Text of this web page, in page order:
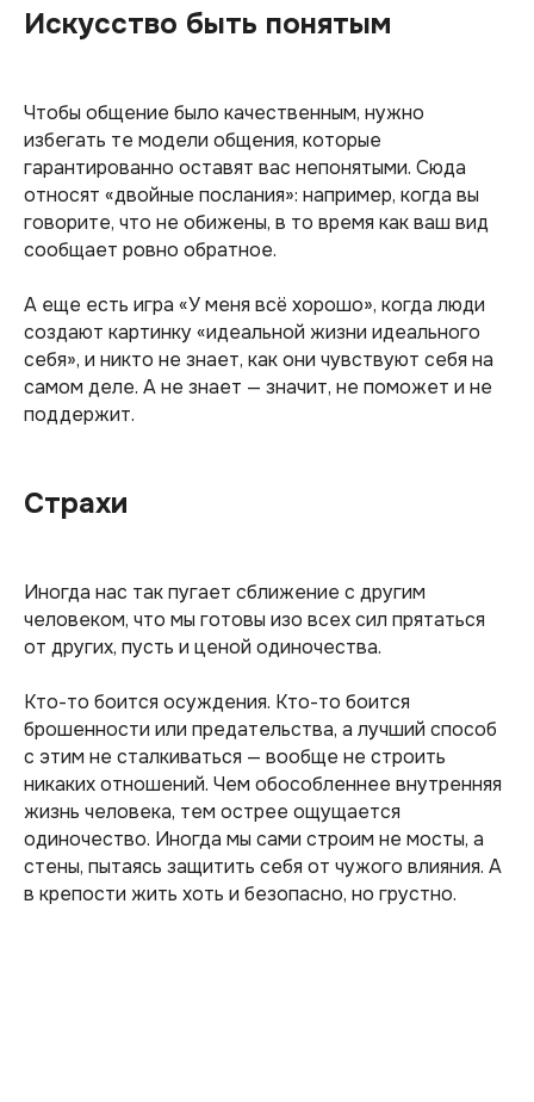
Искусство быть понятым
Чтобы общение было качественным, нужно
избегать те модели общения, которые
гарантированно оставят вас непонятыми. Сюда
относят «двойные послания»: например, когда вы
говорите, что не обижены, в то время как ваш вид
сообщает ровно обратное.
А еще есть игра «У меня всё хорошо», когда люди
создают картинку «идеальной жизни идеального
себя», и никто не знает, как они чувствуют себя на
самом деле. А не знает — значит, не поможет и не
поддержит.
Страхи
Иногда нас так пугает сближение с другим
человеком, что мы готовы изо всех сил прятаться
от других, пусть и ценой одиночества.
Кто-то боится осуждения. Кто-то боится
брошенности или предательства, а лучший способ
с этим не сталкиваться — вообще не строить
никаких отношений. Чем обособленнее внутренняя
жизнь человека, тем острее ощущается
одиночество. Иногда мы сами строим не мосты, а
стены, пытаясь защитить себя от чужого влияния. А
в крепости жить хоть и безопасно, но грустно.